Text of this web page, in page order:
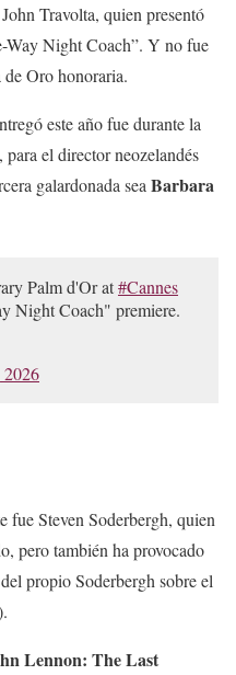
Travolta, quien presentó
Way Night Coach”. Y no fue
Oro honoraria.
este año fue durante la
el director neozelandés
galardonada sea Barbara
Palm d'Or at#Cannes
Night Coach" premiere.
fue Steven Soderbergh, quien
pero también ha provocado
propio Soderbergh sobre el
Lennon: The Last